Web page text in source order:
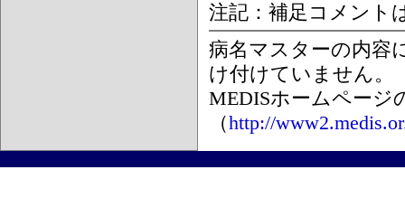
注記：補足コメント
病名マスターの内容
け付けていません。
MEDISホームページ
（http://